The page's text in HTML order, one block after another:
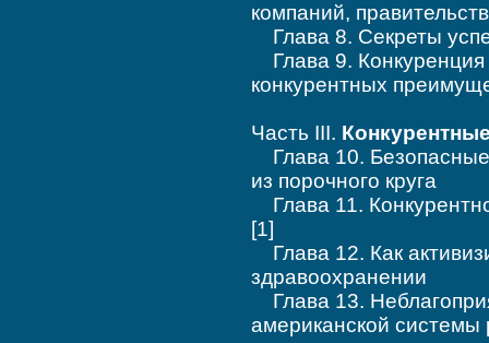
компаний,
Глава 8. Секреты
Глава 9.
конкурентных
Часть III.
Глава 10. Безопасные
из порочного круга
Глава 11.
[1]
Глава 12. Как
здравоохранении
Глава 13.
американской системы